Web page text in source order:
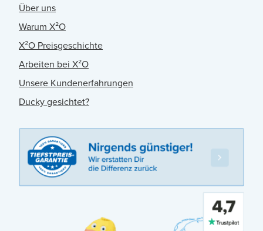
Über uns
Warum X²O
X²O Preisgeschichte
Arbeiten bei X²O
Unsere Kundenerfahrungen
Ducky gesichtet?